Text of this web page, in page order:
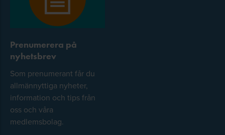
Prenumerera på
nyhetsbrev
Som prenumerant får du
allmännyttiga nyheter,
information och tips från
oss och våra
medlemsbolag.